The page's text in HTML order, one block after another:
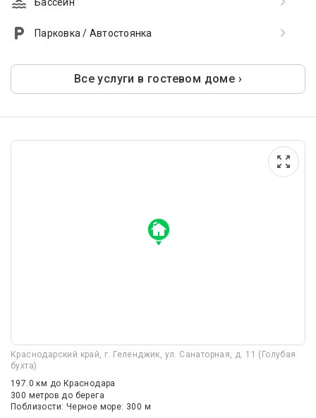
Парковка / Автостоянка
Все услуги в гостевом доме ›
Краснодарский край, г. Геленджик, ул. Санаторная, д. 11 (Голубая
бухта)
197.0 км до Краснодара
300 метров до берега
Поблизости: Черное море: 300 м